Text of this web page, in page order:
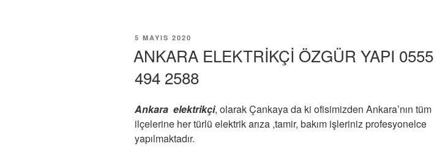
YAYIM
5 MAYIS 2020
ANKARA ELEKTRİKÇİ ÖZGÜR YAPI 0555
494 2588
Ankara elektrikçi, olarak Çankaya da ki ofisimizden Ankara’nın tüm
ilçelerine her türlü elektrik arıza ,tamir, bakım işleriniz profesyonelce
yapılmaktadır.